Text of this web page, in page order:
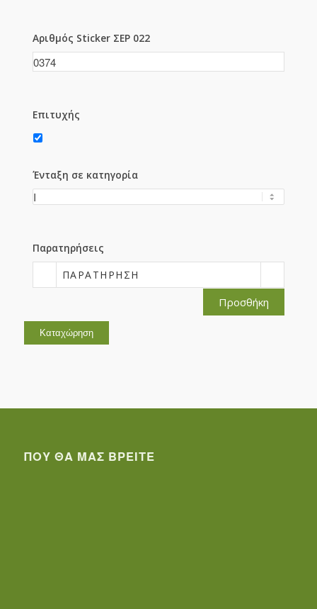
Αριθμός Sticker ΣΕΡ 022
Επιτυχής
Ένταξη σε κατηγορία
Παρατηρήσεις
ΠΑΡΑΤΉΡΗΣΗ
Προσθήκη
ΠΟΥ ΘΑ ΜΑΣ ΒΡΕΊΤΕ